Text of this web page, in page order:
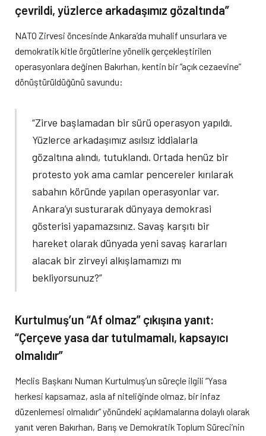
çevrildi, yüzlerce arkadaşımız gözaltında”
NATO Zirvesi öncesinde Ankara’da muhalif unsurlara ve
demokratik kitle örgütlerine yönelik gerçekleştirilen
operasyonlara değinen Bakırhan, kentin bir “açık cezaevine”
dönüştürüldüğünü savundu:
“Zirve başlamadan bir sürü operasyon yapıldı.
Yüzlerce arkadaşımız asılsız iddialarla
gözaltına alındı, tutuklandı. Ortada henüz bir
protesto yok ama camlar pencereler kırılarak
sabahın köründe yapılan operasyonlar var.
Ankara’yı susturarak dünyaya demokrasi
gösterisi yapamazsınız. Savaş karşıtı bir
hareket olarak dünyada yeni savaş kararları
alacak bir zirveyi alkışlamamızı mı
bekliyorsunuz?”
Kurtulmuş’un “Af olmaz” çıkışına yanıt:
“Çerçeve yasa dar tutulmamalı, kapsayıcı
olmalıdır”
Meclis Başkanı Numan Kurtulmuş’un süreçle ilgili “Yasa
herkesi kapsamaz, asla af niteliğinde olmaz, bir infaz
düzenlemesi olmalıdır” yönündeki açıklamalarına dolaylı olarak
yanıt veren Bakırhan, Barış ve Demokratik Toplum Süreci’nin